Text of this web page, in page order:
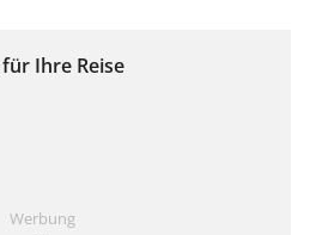
Ihre Reise
Werbung